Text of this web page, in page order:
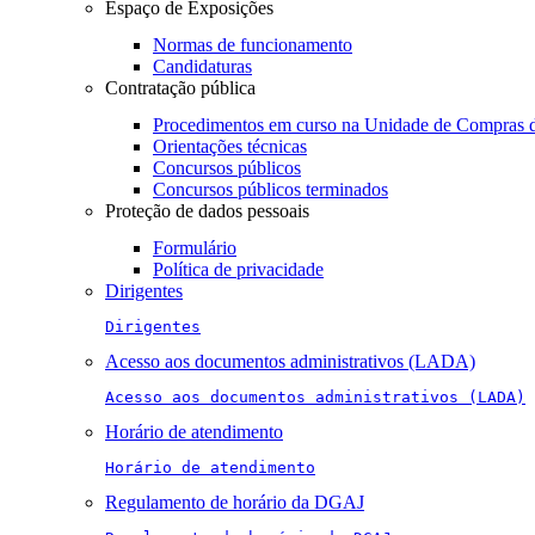
Espaço de Exposições
Normas de funcionamento
Candidaturas
Contratação pública
Procedimentos em curso na Unidade de Compras
Orientações técnicas
Concursos públicos
Concursos públicos terminados
Proteção de dados pessoais
Formulário
Política de privacidade
Dirigentes
Dirigentes
Acesso aos documentos administrativos (LADA)
Acesso aos documentos administrativos (LADA)
Horário de atendimento
Horário de atendimento
Regulamento de horário da DGAJ